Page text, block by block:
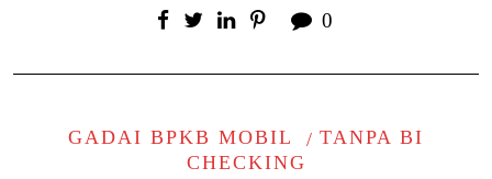
0
GADAI BPKB MOBIL
TANPA BI
CHECKING